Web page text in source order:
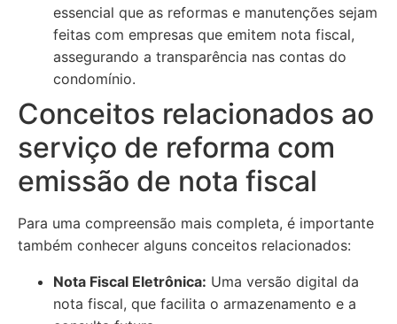
essencial que as reformas e manutenções sejam
feitas com empresas que emitem nota fiscal,
assegurando a transparência nas contas do
condomínio.
Conceitos relacionados ao
serviço de reforma com
emissão de nota fiscal
Para uma compreensão mais completa, é importante
também conhecer alguns conceitos relacionados:
Nota Fiscal Eletrônica: Uma versão digital da
nota fiscal, que facilita o armazenamento e a